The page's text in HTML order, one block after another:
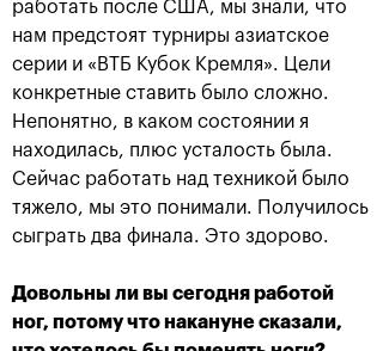
Кремля» и лауреатов
Зала мировой
теннисной славы
славы - это вишенка на
торте»
19 октября, 21:00
работать после США, мы знали, что
нам предстоят турниры азиатское
серии и «ВТБ Кубок Кремля». Цели
конкретные ставить было сложно.
Непонятно, в каком состоянии я
находилась, плюс усталость была.
Сейчас работать над техникой было
тяжело, мы это понимали. Получилось
сыграть два финала. Это здорово.
Довольны ли вы сегодня работой
ног, потому что накануне сказали,